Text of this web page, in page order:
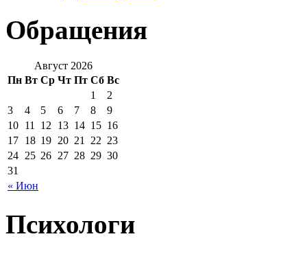
Обращения
Август 2026
Пн Вт Ср Чт Пт Сб Вс
« Июн
1
2
3
4 5 6 7 8
9
10 11 12 13 14 15 16
17 18 19 20 21 22 23
24 25 26 27 28 29 30
31
Психологи